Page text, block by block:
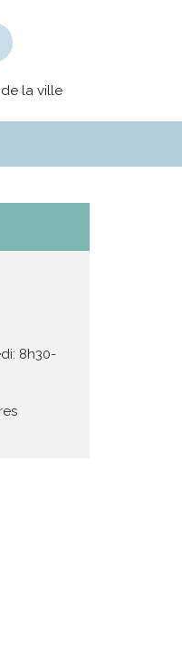
la ville
8h30-